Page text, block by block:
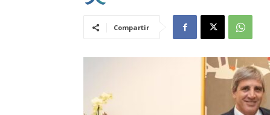
Compartir